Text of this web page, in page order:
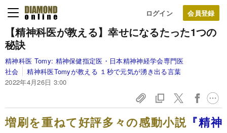
ログイン
【精神科医が教える】幸せになるたった1つの
秘訣
精神科医 Tomy: 精神保健指定医・日本精神神経学会専門医
社会
精神科医Tomyが教える １秒で元気が湧き出る言葉
2022年4月26日 3:00
増刷を重ねて好評多々の感動小説 『精神